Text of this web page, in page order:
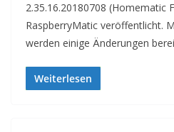
2.35.16.20180708 (Homematic
RaspberryMatic veröffentlicht.
werden einige Änderungen
Weiterlesen